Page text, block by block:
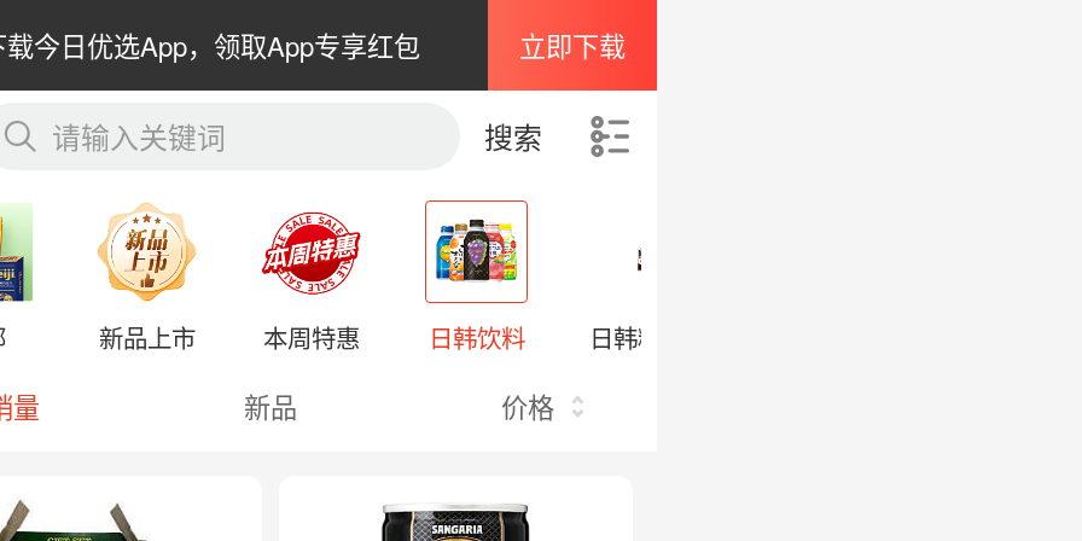
载今日优选App，领取App专享红包 立即下载
请输入关键词 搜索
新品上市 本周特惠 日韩饮料 日韩糖果/巧克力
量 新品 价格